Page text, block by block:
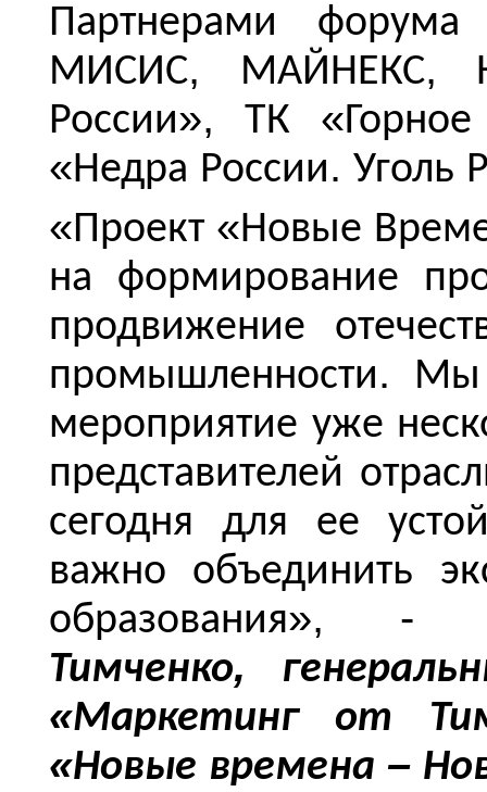
Партнерами
форума
МИСИС, МАЙНЕКС,
России»,ТК «Горное
«Недра России. Уголь
«Проект «Новые
на
формирование
продвижение
промышленности.
Мы
мероприятие уже
представителей
сегодня
для ее
важно
объединить
образования»,
Тимченко,
«Маркетинг от
«Новые времена –